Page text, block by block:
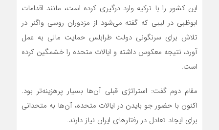
این کشور را با ترکیه وارد درگیری کرده است، مانند اقدامات
ابوظبی در لیبی که گفته می‌شود از مزدوران روسی واگنر در
تلاش برای سرنگونی دولت طرابلس حمایت مالی به عمل
آورد، نتیجه معکوس داشته و ایالات متحده را خشمگین کرده
است.
مقام دوم گفت: استراتژی قبلی آن‌ها بسیار پرهزینه‌تر بود.
اکنون با حضور جو بایدن در ایالات متحده، آن‌ها به متحدانی
برای ایجاد تعادل در رفتار‌های ایران نیاز دارند.